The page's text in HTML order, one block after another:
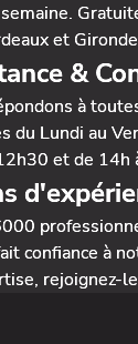
et
&
à
du Lundi au
et de 14h
confiance à
rejoignez-